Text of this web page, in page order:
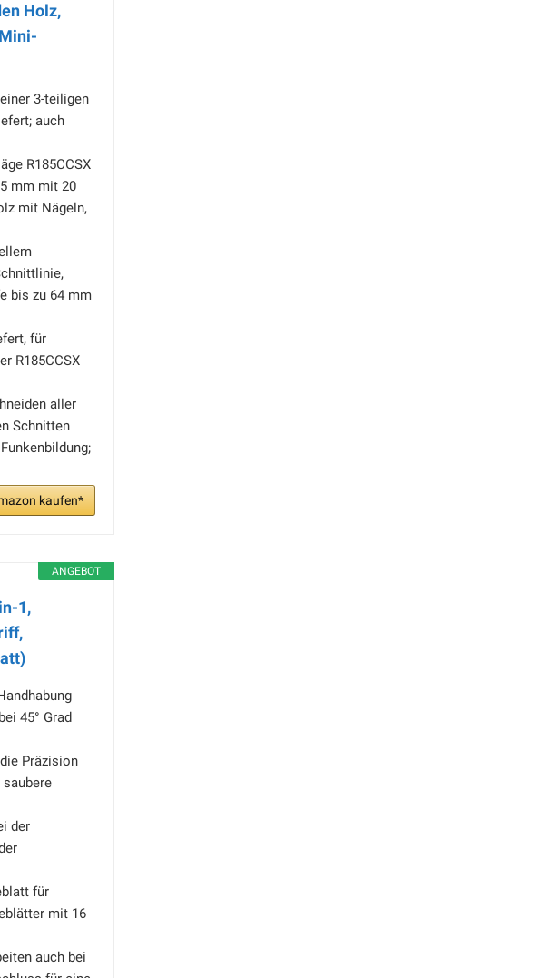
Holz,
3-teiligen
auch
R185CCSX
mm mit 20
mit Nägeln,
bis zu 64 mm
für
R185CCSX
aller
Schnitten
kaufen*
ANGEBOT
1,
45° Grad
Präzision
der
für
mit 16
auch bei